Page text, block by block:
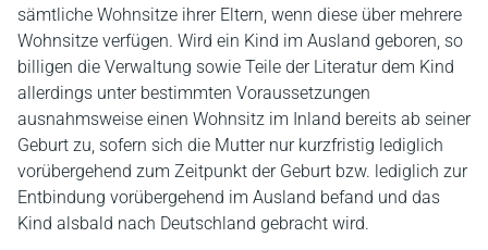
sämtliche Wohnsitze ihrer Eltern, wenn diese über mehrere
Wohnsitze verfügen. Wird ein Kind im Ausland geboren, so
billigen die Verwaltung sowie Teile der Literatur dem Kind
allerdings unter bestimmten Voraussetzungen
ausnahmsweise einen Wohnsitz im Inland bereits ab seiner
Geburt zu, sofern sich die Mutter nur kurzfristig lediglich
vorübergehend zum Zeitpunkt der Geburt bzw. lediglich zur
Entbindung vorübergehend im Ausland befand und das
Kind alsbald nach Deutschland gebracht wird.